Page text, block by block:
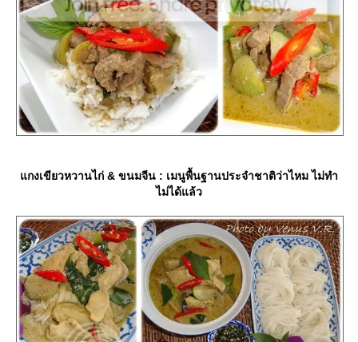
กงเขียวหวานไก่ & ขนมจีน : เมนูพื้นฐานประจำชาติว่าไหม ไม่ทำ
ไม่ได้แล้ว